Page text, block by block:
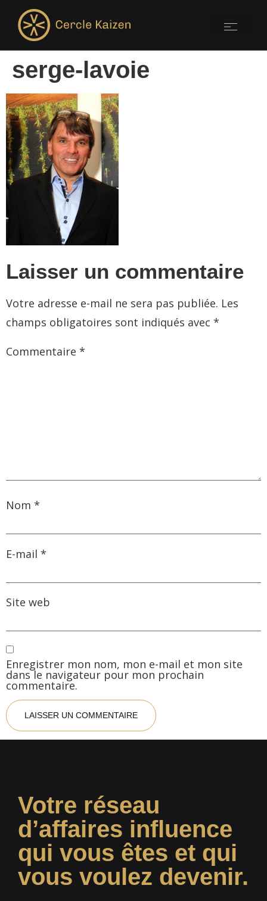
serge-lavoie
Laisser un commentaire
Votre adresse e-mail ne sera pas publiée. Les
champs obligatoires sont indiqués avec *
Commentaire *
Nom *
E-mail *
Site web
Enregistrer mon nom, mon e-mail et mon site
dans le navigateur pour mon prochain
commentaire.
Votre réseau
d’affaires influence
qui vous êtes et qui
vous voulez devenir.